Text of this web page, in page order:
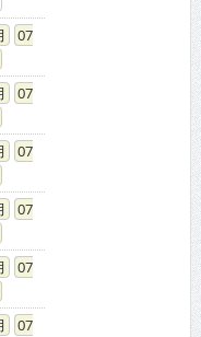
07
07
07
07
07
07